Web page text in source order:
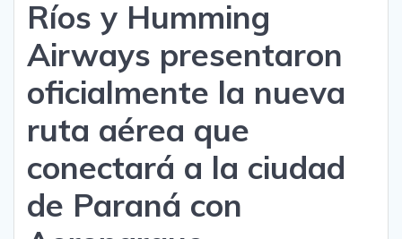
Ríos y Humming
Airways presentaron
oficialmente la nueva
ruta aérea que
conectará a la ciudad
de Paraná con